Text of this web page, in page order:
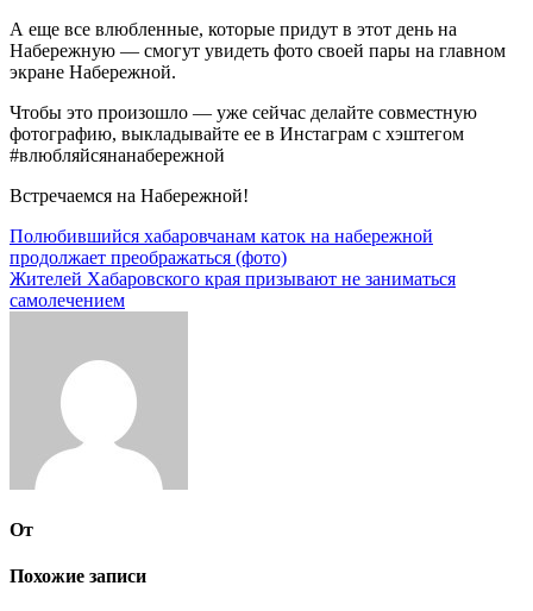
А еще все влюбленные, которые придут в этот день на
Набережную — смогут увидеть фото своей пары на главном
экране Набережной.
Чтобы это произошло — уже сейчас делайте совместную
фотографию, выкладывайте ее в Инстаграм с хэштегом
#влюбляйсянанабережной
Встречаемся на Набережной!
Навигация
по
записям
Полюбившийся хабаровчанам каток на набережной
продолжает преображаться (фото)
Жителей Хабаровского края призывают не заниматься
самолечением
От
Похожие записи